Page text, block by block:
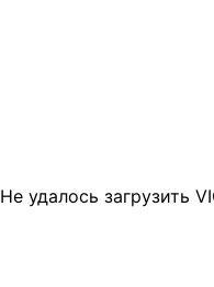
Не удалось загрузить